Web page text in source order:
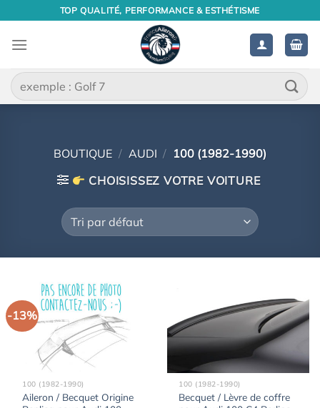
contenu
TOP QUALITÉ, PERFORMANCE & ESTHÉTISME
Recherche
pour :
BOUTIQUE / AUDI / 100 (1982-1990)
CHOISISSEZ VOTRE VOITURE
-13%
100 (1982-1990)
Aileron / Becquet Origine
100 (1982-1990)
Becquet / Lèvre de coffre